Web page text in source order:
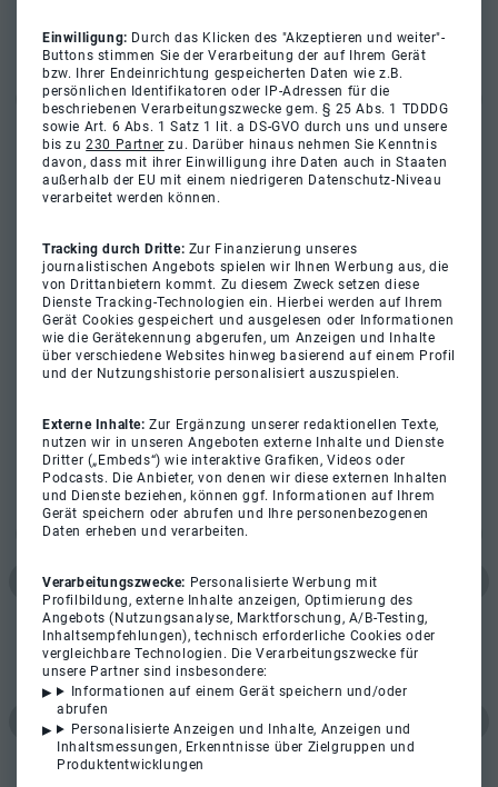
Einwilligung: Durch das Klicken des "Akzeptieren und weiter"-
Buttons stimmen Sie der Verarbeitung der auf Ihrem Gerät
bzw. Ihrer Endeinrichtung gespeicherten Daten wie z.B.
persönlichen Identifikatoren oder IP-Adressen für die
beschriebenen Verarbeitungszwecke gem. § 25 Abs. 1 TDDDG
sowie Art. 6 Abs. 1 Satz 1 lit. a DS-GVO durch uns und unsere
bis zu230 Partner zu. Darüber hinaus nehmen Sie Kenntnis
davon, dass mit ihrer Einwilligung ihre Daten auch in Staaten
außerhalb der EU mit einem niedrigeren Datenschutz-Niveau
verarbeitet werden können.
Tracking durch Dritte: Zur Finanzierung unseres
journalistischen Angebots spielen wir Ihnen Werbung aus, die
von Drittanbietern kommt. Zu diesem Zweck setzen diese
Dienste Tracking-Technologien ein. Hierbei werden auf Ihrem
Gerät Cookies gespeichert und ausgelesen oder Informationen
wie die Gerätekennung abgerufen, um Anzeigen und Inhalte
über verschiedene Websites hinweg basierend auf einem Profil
und der Nutzungshistorie personalisiert auszuspielen.
Externe Inhalte:Zur Ergänzung unserer redaktionellen Texte,
nutzen wir in unseren Angeboten externe Inhalte und Dienste
Dritter („Embeds“) wie interaktive Grafiken, Videos oder
Podcasts. Die Anbieter, von denen wir diese externen Inhalten
und Dienste beziehen, können ggf. Informationen auf Ihrem
Gerät speichern oder abrufen und Ihre personenbezogenen
Daten erheben und verarbeiten.
Verarbeitungszwecke: Personalisierte Werbung mit
Profilbildung, externe Inhalte anzeigen, Optimierung des
Angebots (Nutzungsanalyse, Marktforschung, A/B-Testing,
Inhaltsempfehlungen), technisch erforderliche Cookies oder
vergleichbare Technologien. Die Verarbeitungszwecke für
unsere Partner sind insbesondere:
Informationen auf einem Gerät speichern und/oder
abrufen
Personalisierte Anzeigen und Inhalte, Anzeigen und
Inhaltsmessungen, Erkenntnisse über Zielgruppen und
Produktentwicklungen